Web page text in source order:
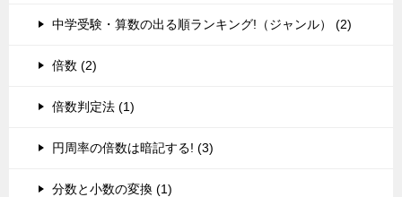
中学受験・算数の出る順ランキング!（ジャンル） (2)
倍数 (2)
倍数判定法 (1)
円周率の倍数は暗記する! (3)
分数と小数の変換 (1)